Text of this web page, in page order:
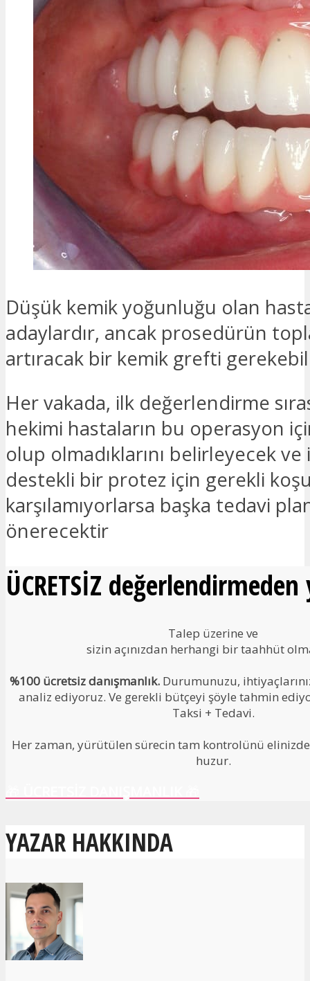
Düşük kemik yoğunluğu olan
adaylardır, ancak prosedürün
artıracak bir kemik grefti
Her vakada, ilk değerlendirme
hekimi hastaların bu operasyon
olup olmadıklarını belirleyecek
destekli bir protez için gerekli
karşılamıyorlarsa başka tedavi
önerecektir
ÜCRETSİZ
Talep üzerine ve
sizin açınızdan herhangi bir taahhüt
%100 ücretsiz danışmanlık. Durumunuzu,
analiz ediyoruz. Ve gerekli bütçeyi şöyle tahmin
Taksi + Tedavi.
Her zaman, yürütülen sürecin tam kontrolünü
huzur.
YAZAR HAKKINDA